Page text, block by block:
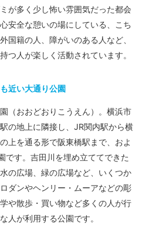
が多く少し怖い雰囲気だった都会
安全な憩いの場にしている、こち
国籍の人、障がいのある人など、
つ人が楽しく活動されています。
近い大通り公園
（おおどおりこうえん）。横浜市
の地上に隣接し、JR関内駅から横
上を通る形で阪東橋駅まで、およ
です。吉田川を埋め立ててできた
の広場、緑の広場など、いくつか
ダンやヘンリー・ムーアなどの彫
や散歩・買い物など多くの人が行
人が利用する公園です。